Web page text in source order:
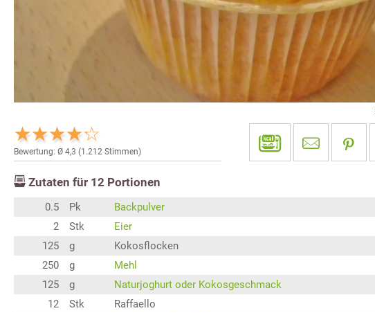
Bewertung: Ø 4,3 (1.212 Stimmen)
Zutaten für 12 Portionen
0.5 Pk
Backpulver
2
Stk
Eier
125
g
Kokosflocken
250
g
Mehl
125
g
Naturjoghurt oder Kokosgeschmack
12
Stk
Raffaello